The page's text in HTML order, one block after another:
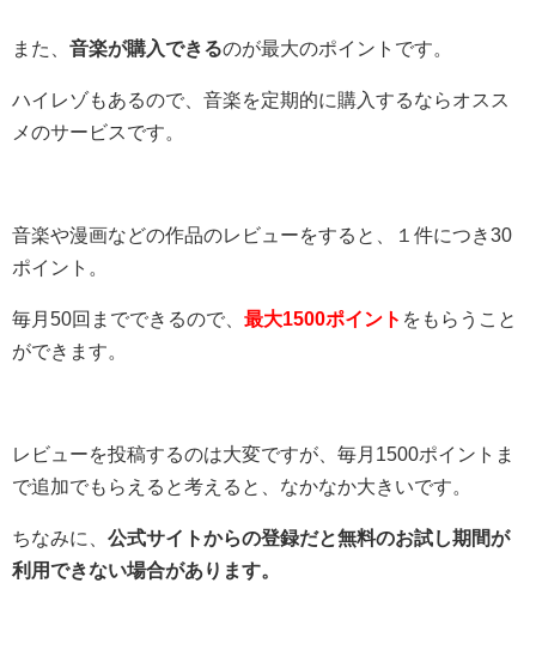
また、 音楽が購入できるのが最大のポイントです。
ハイレゾもあるので、音楽を定期的に購入するならオスス
メのサービスです。
音楽や漫画などの作品のレビューをすると、１件につき30
ポイント。
毎月50回までできるので、 最大1500ポイント をもらうこと
ができます。
レビューを投稿するのは大変ですが、毎月1500ポイントま
で追加でもらえると考えると、なかなか大きいです。
ちなみに、 公式サイトからの登録だと無料のお試し期間が
利用できない場合があります。